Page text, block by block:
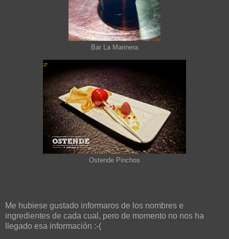
Bar La Marinera
Ostende Pinchos
Me hubiese gustado informaros de los nombres e
ingredientes de cada cual, pero de momento no nos ha
llegado esa información :-(